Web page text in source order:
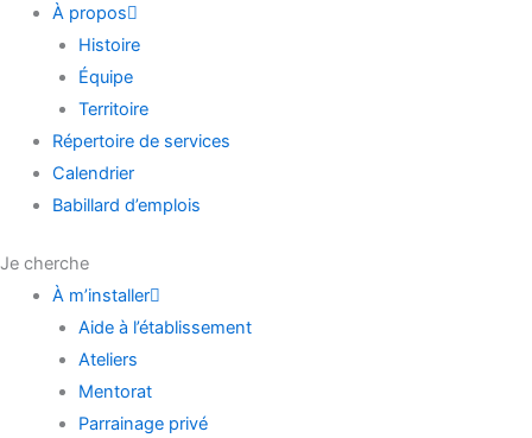
À propos
Histoire
Équipe
Territoire
Répertoire de services
Calendrier
Babillard d’emplois
Je cherche
À m’installer
Aide à l’établissement
Ateliers
Mentorat
Parrainage privé